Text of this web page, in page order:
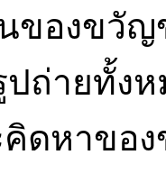
ของขวั
ปถ่ายทั้ง
ดหาขอ